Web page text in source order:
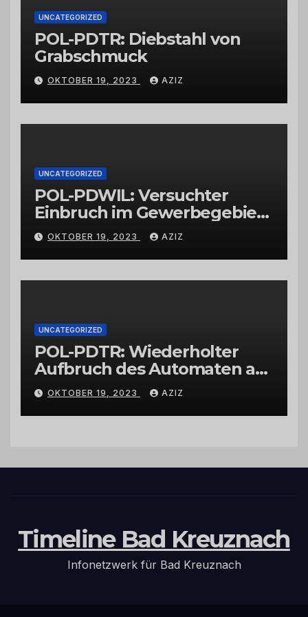
UNCATEGORIZED
POL-PDTR: Diebstahl von
Grabschmuck
OKTOBER 19, 2023 AZIZ
UNCATEGORIZED
POL-PDWIL: Versuchter
Einbruch im Gewerbegebiet
Wittlich
OKTOBER 19, 2023 AZIZ
UNCATEGORIZED
POL-PDTR: Wiederholter
Aufbruch des Automaten am
Wohnmobilstellplatz in
Hermeskeil am Labachweg
OKTOBER 19, 2023 AZIZ
Timeline Bad Kreuznach
Infonetzwerk für Bad Kreuznach